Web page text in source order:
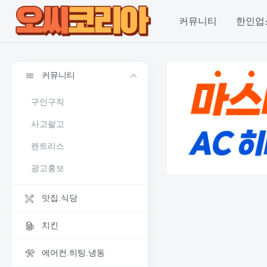
커뮤니티 한인업
커뮤니티
구인구직
사고팔고
렌트리스
광고홍보
맛집.식당
치킨
에어컨.히팅.냉동